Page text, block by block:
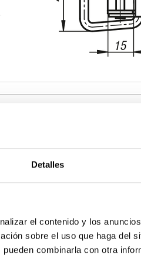
Detalles
el contenido y los
sobre el uso que haga del
combinarla con otra
regulares.
17+